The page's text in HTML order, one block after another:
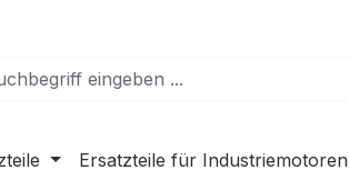
Ersatzteile für Industriemotoren